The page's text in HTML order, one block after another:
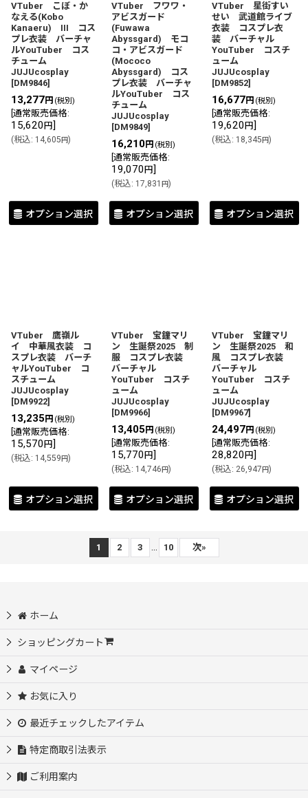
VTuber こぼ・か
なえる(Kobo
Kanaeru) III コス
プレ衣装 バーチャ
ルYouTuber コス
チューム
JUJUcosplay
[DM9846]
13,277円 (税別)
通常販売価格:
15,620 円]
(税込: 14,605円)
オプション選択
VTuber フワワ・
アビスガード
(Fuwawa
Abyssgard) モコ
コ・アビスガード
(Mococo
Abyssgard) コス
プレ衣装 バーチャ
ルYouTuber コス
チューム
JUJUcosplay
[DM9849]
16,210円 (税別)
通常販売価格:
19,070 円]
(税込: 17,831 円)
オプション選択
VTuber 星街すい
せい 武道館ライブ
衣装 コスプレ衣
装 バーチャル
YouTuber コスチ
ューム
JUJUcosplay
[DM9852]
16,677円 (税別)
通常販売価格:
19,620 円]
(税込: 18,345円)
オプション選択
VTuber 鷹嶺ル
イ 中華風衣装 コ
スプレ衣装 バーチ
ャルYouTuber コ
スチューム
JUJUcosplay
[DM9922]
13,235 円 (税別)
通常販売価格:
15,570 円]
(税込: 14,559円)
オプション選択
VTuber 宝鐘マリ
ン 生誕祭2025 制
服 コスプレ衣装
バーチャル
YouTuber コスチ
ューム
JUJUcosplay
[DM9966]
13,405 円 (税別)
通常販売価格:
15,770 円]
(税込: 14,746円)
オプション選択
VTuber 宝鐘マリ
ン 生誕祭2025 和
風 コスプレ衣装
バーチャル
YouTuber コスチ
ューム
JUJUcosplay
[DM9967]
24,497円 (税別)
通常販売価格:
28,820 円]
(税込: 26,947円)
オプション選択
1 2 3 10 次»
ホーム
ショッピングカート
マイページ
お気に入り
最近チェックしたアイテム
特定商取引法表示
ご利用案内